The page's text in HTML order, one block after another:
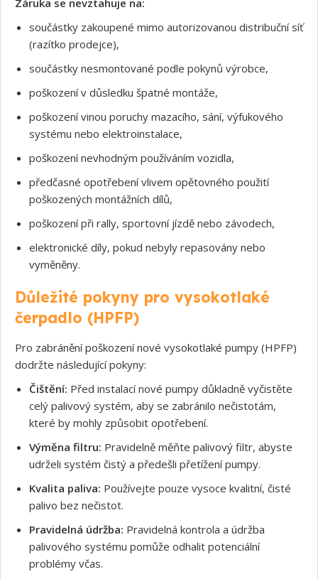
součástky zakoupené mimo autorizovanou distribuční síť
(razítko prodejce),
součástky nesmontované podle pokynů výrobce,
poškození v důsledku špatné montáže,
poškození vinou poruchy mazacího, sání, výfukového
systému nebo elektroinstalace,
poškození nevhodným používáním vozidla,
předčasné opotřebení vlivem opětovného použití
poškozených montážních dílů,
poškození při rally, sportovní jízdě nebo závodech,
elektronické díly, pokud nebyly repasovány nebo
vyměněny.
Důležité pokyny pro vysokotlaké
čerpadlo (HPFP)
Pro zabránění poškození nové vysokotlaké pumpy (HPFP)
dodržte následující pokyny:
Čištění: Před instalací nové pumpy důkladně vyčistěte
celý palivový systém, aby se zabránilo nečistotám,
které by mohly způsobit opotřebení.
Výměna filtru: Pravidelně měňte palivový filtr, abyste
udrželi systém čistý a předešli přetížení pumpy.
Kvalita paliva: Používejte pouze vysoce kvalitní, čisté
palivo bez nečistot.
Pravidelná údržba: Pravidelná kontrola a údržba
palivového systému pomůže odhalit potenciální
problémy včas.
Souhlasím s GDPR